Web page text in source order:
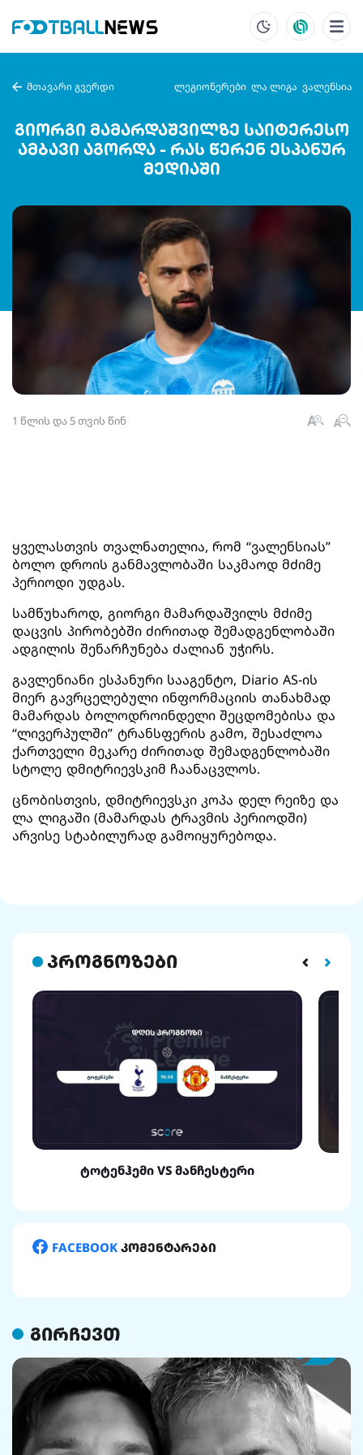
მთავარი გვერდი ლეგიონერები ლა ლიგა ვალენსია
გიორგი მამარდაშვილზე საიტერესო
ამბავი აგორდა - რას წერენ ესპანურ
მედიაში
1 წლის და 5 თვის წინ
ყველასთვის თვალნათელია, რომ “ვალენსიას”
ბოლო დროის განმავლობაში საკმაოდ მძიმე
პერიოდი უდგას.
სამწუხაროდ, გიორგი მამარდაშვილს მძიმე
დაცვის პირობებში ძირითად შემადგენლობაში
ადგილის შენარჩუნება ძალიან უჭირს.
გავლენიანი ესპანური სააგენტო, Diario AS-ის
მიერ გავრცელებული ინფორმაციის თანახმად
მამარდას ბოლოდროინდელი შეცდომებისა და
“ლივერპულში” ტრანსფერის გამო, შესაძლოა
ქართველი მეკარე ძირითად შემადგენლობაში
სტოლე დმიტრიევსკიმ ჩაანაცვლოს.
ცნობისთვის, დმიტრიევსკი კოპა დელ რეიზე და
ლა ლიგაში (მამარდას ტრავმის პერიოდში)
არვისე სტაბილურად გამოიყურებოდა.
პროგნოზები
ტოტენჰემი VS მანჩესტერი
FACEBOOK კომენტარები
გირჩევთ